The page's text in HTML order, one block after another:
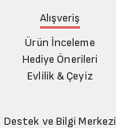
Alışveriş
Ürün İnceleme
Hediye Önerileri
Evlilik & Çeyiz
Destek ve Bilgi Merkezi